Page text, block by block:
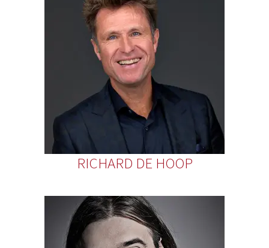
RICHARD DE HOOP